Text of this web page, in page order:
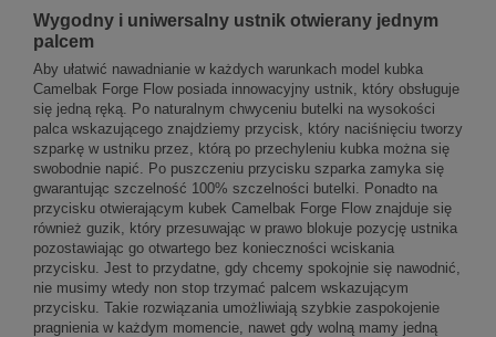
Wygodny i uniwersalny ustnik otwierany jednym
palcem
Aby ułatwić nawadnianie w każdych warunkach model kubka
Camelbak Forge Flow posiada innowacyjny ustnik, który obsługuje
się jedną ręką. Po naturalnym chwyceniu butelki na wysokości
palca wskazującego znajdziemy przycisk, który naciśnięciu tworzy
szparkę w ustniku przez, którą po przechyleniu kubka można się
swobodnie napić. Po puszczeniu przycisku szparka zamyka się
gwarantując szczelność 100% szczelności butelki. Ponadto na
przycisku otwierającym kubek Camelbak Forge Flow znajduje się
również guzik, który przesuwając w prawo blokuje pozycję ustnika
pozostawiając go otwartego bez konieczności wciskania
przycisku. Jest to przydatne, gdy chcemy spokojnie się nawodnić,
nie musimy wtedy non stop trzymać palcem wskazującym
przycisku. Takie rozwiązania umożliwiają szybkie zaspokojenie
pragnienia w każdym momencie, nawet gdy wolną mamy jedną